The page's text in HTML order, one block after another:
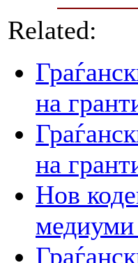
Related:
на
на
Нов
медиуми